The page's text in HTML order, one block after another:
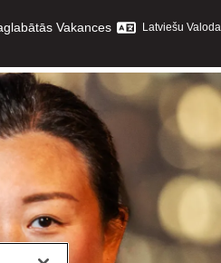
Vakances Latviešu Valoda